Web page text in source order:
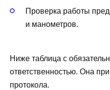
Проверка работы
и манометров.
Ниже таблица с
ответственностью. Она
протокола.